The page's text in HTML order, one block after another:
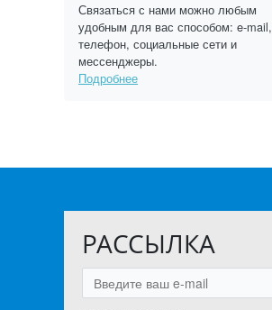
Связаться с нами можно любым
удобным для вас способом: e-mail,
телефон, социальные сети и
мессенджеры.
Подробнее
РАССЫЛКА